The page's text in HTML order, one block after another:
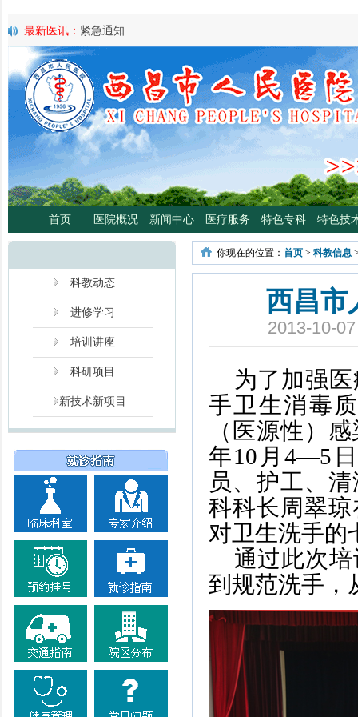
最新医讯： 紧急通知
最新医讯：好消息！四川大学华西医院泌尿外科专家魏强教授来院
最新医讯：西昌市人民总医院携手省科学普及专委会开展卫生下乡
宣传活动
最新医讯：
西昌市人民医院耳鼻咽喉头颈外科将于3月3日开展“全国
日”义诊活动
最新医讯： 重磅消息！2月21日起，四川大学华西医院泌尿外科魏强
将定期到西昌市人民医院开展门诊、手术
最新医讯：
西昌市人民医院胃肠肿瘤专病门诊开诊！
最新医讯：西昌市人民医院开展日间蓝光治疗门诊 轻度“小黄人”，
分离、不住院就能照蓝光啦！
最新医讯：
好消息！西昌市人民医院高压氧舱运行啦
最新医讯：【义诊预告】西昌市人民医院大型义诊活动，5月7日约
最新医讯： 凉山各医院2年跑出“加速度”，9月再迎华西胸外专家
首页 医院概况 新闻中心 医疗服务 特色专科 特色技
科教动态
进修学习
培训讲座
科研项目
新技术新项目
你现在的位置： 首页 > 科教信息
西昌市
2013-10-
为了加强医
手卫生消毒
（医源性）
年10月4—5
员、护工、
科科长周翠
对卫生洗手的
通过此次培
到规范洗手，